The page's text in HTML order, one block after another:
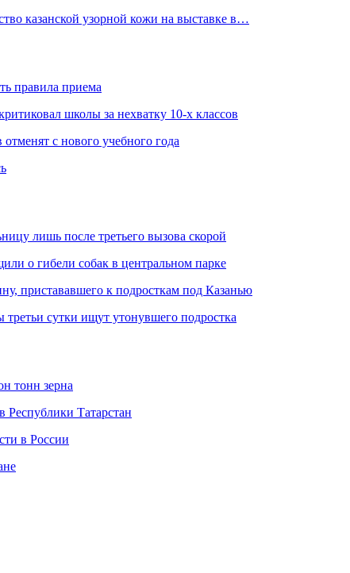
казанской узорной кожи на выставке в…
правила приема
школы за нехватку 10-х классов
с нового учебного года
лишь после третьего вызова скорой
о гибели собак в центральном парке
пристававшего к подросткам под Казанью
сутки ищут утонувшего подростка
тонн зерна
Татарстан
в России